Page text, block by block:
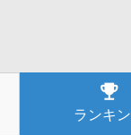
emoji_events
ランキ